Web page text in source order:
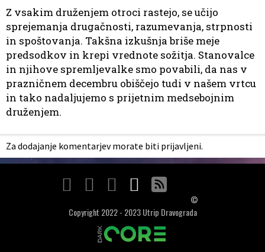
Z vsakim druženjem otroci rastejo, se učijo
sprejemanja drugačnosti, razumevanja, strpnosti
in spoštovanja. Takšna izkušnja briše meje
predsodkov in krepi vrednote sožitja. Stanovalce
in njihove spremljevalke smo povabili, da nas v
prazničnem decembru obiščejo tudi v našem vrtcu
in tako nadaljujemo s prijetnim medsebojnim
druženjem.
Za dodajanje komentarjev morate biti prijavljeni.
©
Copyright 2022 - 2023 Utrip Dravograda